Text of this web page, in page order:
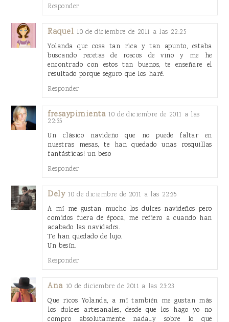
Responder
Raquel 10 de diciembre de 2011 a las 22:25
Yolanda que cosa tan rica y tan apunto, estaba
buscando recetas de roscos de vino y me he
encontrado con estos tan buenos, te enseñare el
resultado porque seguro que los haré.
Responder
fresaypimienta 10 de diciembre de 2011 a las
22:35
Un clásico navideño que no puede faltar en
nuestras mesas, te han quedado unas rosquillas
fantásticas! un beso
Responder
Dely 10 de diciembre de 2011 a las 22:35
A mí me gustan mucho los dulces navideños pero
comidos fuera de época, me refiero a cuando han
acabado las navidades.
Te han quedado de lujo.
Un besín.
Responder
Ana 10 de diciembre de 2011 a las 23:23
Que ricos Yolanda, a mí también me gustan más
los dulces artesanales, desde que los hago yo no
compro absolutamente nada...y sobre lo que